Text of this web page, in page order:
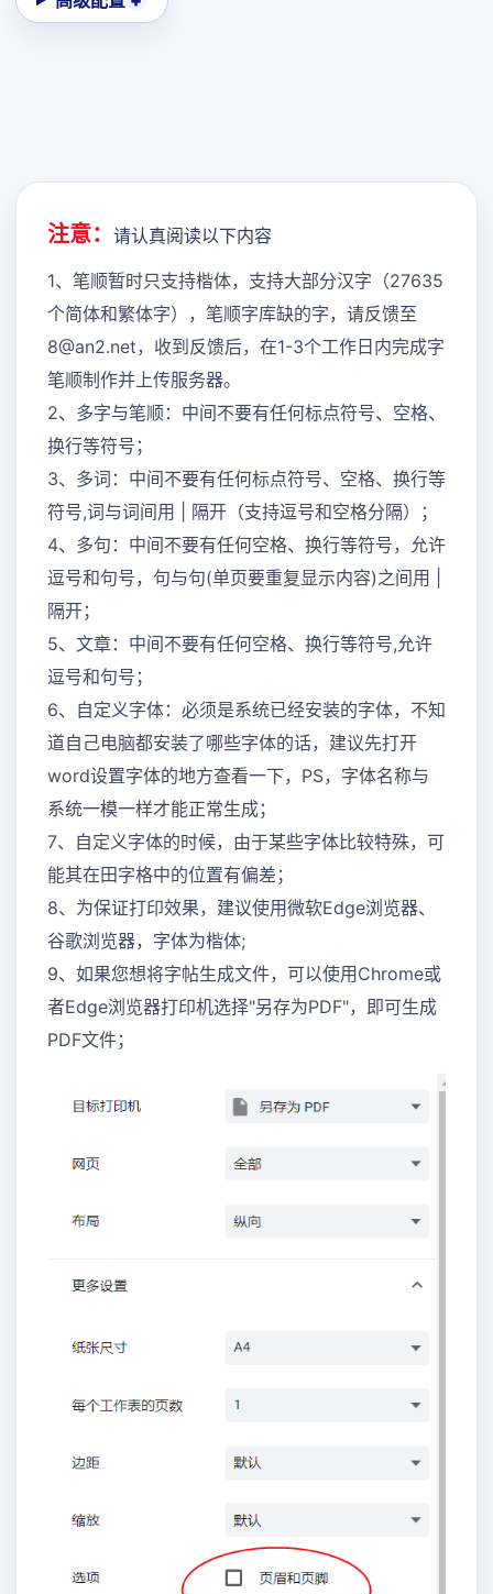
注意： 请认真阅读以下内容
1、笔顺暂时只支持楷体，支持大部分汉字（27635
个简体和繁体字），笔顺字库缺的字，请反馈至
8@an2.net，收到反馈后，在1-3个工作日内完成字
笔顺制作并上传服务器。
2、多字与笔顺：中间不要有任何标点符号、空格、
换行等符号；
3、多词：中间不要有任何标点符号、空格、换行等
符号,词与词间用 | 隔开（支持逗号和空格分隔）；
4、多句：中间不要有任何空格、换行等符号，允许
逗号和句号，句与句(单页要重复显示内容)之间用 |
隔开；
5、文章：中间不要有任何空格、换行等符号,允许
逗号和句号；
6、自定义字体：必须是系统已经安装的字体，不知
道自己电脑都安装了哪些字体的话，建议先打开
word设置字体的地方查看一下，PS，字体名称与
系统一模一样才能正常生成；
7、自定义字体的时候，由于某些字体比较特殊，可
能其在田字格中的位置有偏差；
8、为保证打印效果，建议使用微软Edge浏览器、
谷歌浏览器，字体为楷体;
9、如果您想将字帖生成文件，可以使用Chrome或
者Edge浏览器打印机选择"另存为PDF"，即可生成
PDF文件；